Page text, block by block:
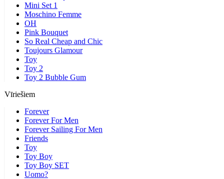
Mini Set 1
Moschino Femme
OH
Pink Bouquet
So Real Cheap and Chic
Toujours Glamour
Toy
Toy 2
Toy 2 Bubble Gum
Vīriešiem
Forever
Forever For Men
Forever Sailing For Men
Friends
Toy
Toy Boy
Toy Boy SET
Uomo?